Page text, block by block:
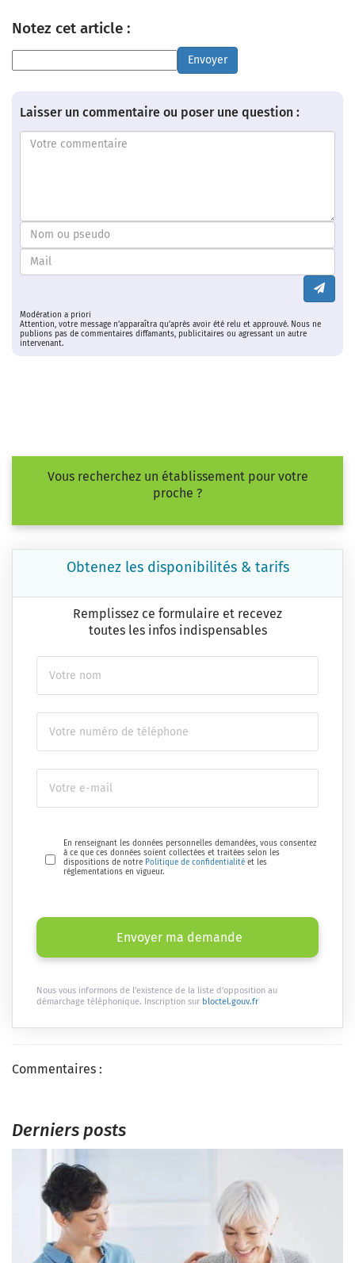
Notez cet article :
Envoyer
Laisser un commentaire ou poser une question :
Modération a priori
Attention, votre message n’apparaîtra qu’après avoir été relu et approuvé. Nous ne
publions pas de commentaires diffamants, publicitaires ou agressant un autre
intervenant.
Vous recherchez un établissement pour votre
proche ?
Obtenez les disponibilités & tarifs
Remplissez ce formulaire et recevez
toutes les infos indispensables
En renseignant les données personnelles demandées, vous consentez
à ce que ces données soient collectées et traitées selon les
dispositions de notre Politique de confidentialité et les
réglementations en vigueur.
Envoyer ma demande
Nous vous informons de l'existence de la liste d'opposition au
démarchage téléphonique. Inscription sur bloctel.gouv.fr
Commentaires :
Derniers posts